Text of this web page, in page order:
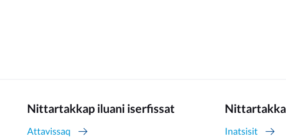
Nittartakkap iluani iserfissat
Attavissaq Inatsisit